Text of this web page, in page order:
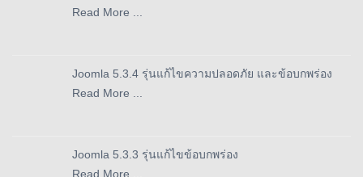
Read More ...
Joomla 5.3.4 รุ่นแก้ไขความปลอดภัย และข้อบกพร่อง
Read More ...
Joomla 5.3.3 รุ่นแก้ไขข้อบกพร่อง
Read More ...